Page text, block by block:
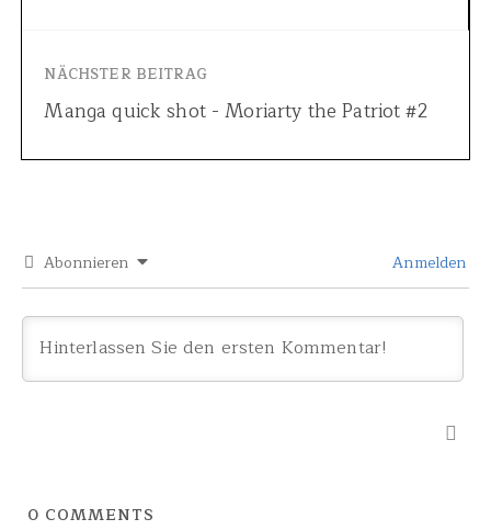
NÄCHSTER BEITRAG
Manga quick shot - Moriarty the Patriot #2
Abonnieren Anmelden
0 COMMENTS